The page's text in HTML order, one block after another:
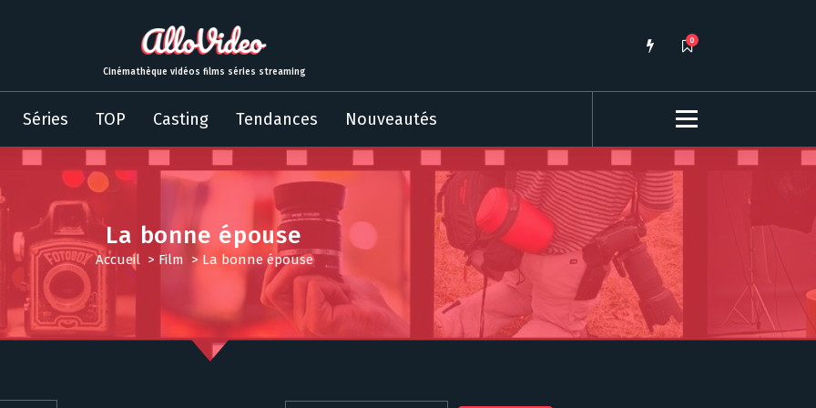
Cinémathèque vidéos films séries streaming
0
Séries TOP Casting Tendances Nouveautés
La bonne épouse
Accueil > Film > La bonne épouse